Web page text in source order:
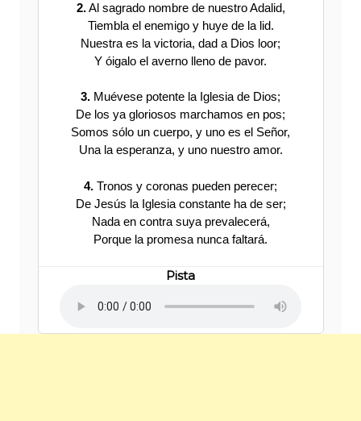
2.Al sagrado nombre de nuestro Adalid,
Tiembla el enemigo y huye de la lid.
Nuestra es la victoria, dad a Dios loor;
Y óigalo el averno lleno de pavor.
3. Muévese potente la Iglesia de Dios;
De los ya gloriosos marchamos en pos;
Somos sólo un cuerpo, y uno es el Señor,
Una la esperanza, y uno nuestro amor.
4. Tronos y coronas pueden perecer;
De Jesús la Iglesia constante ha de ser;
Nada en contra suya prevalecerá,
Porque la promesa nunca faltará.
Pista